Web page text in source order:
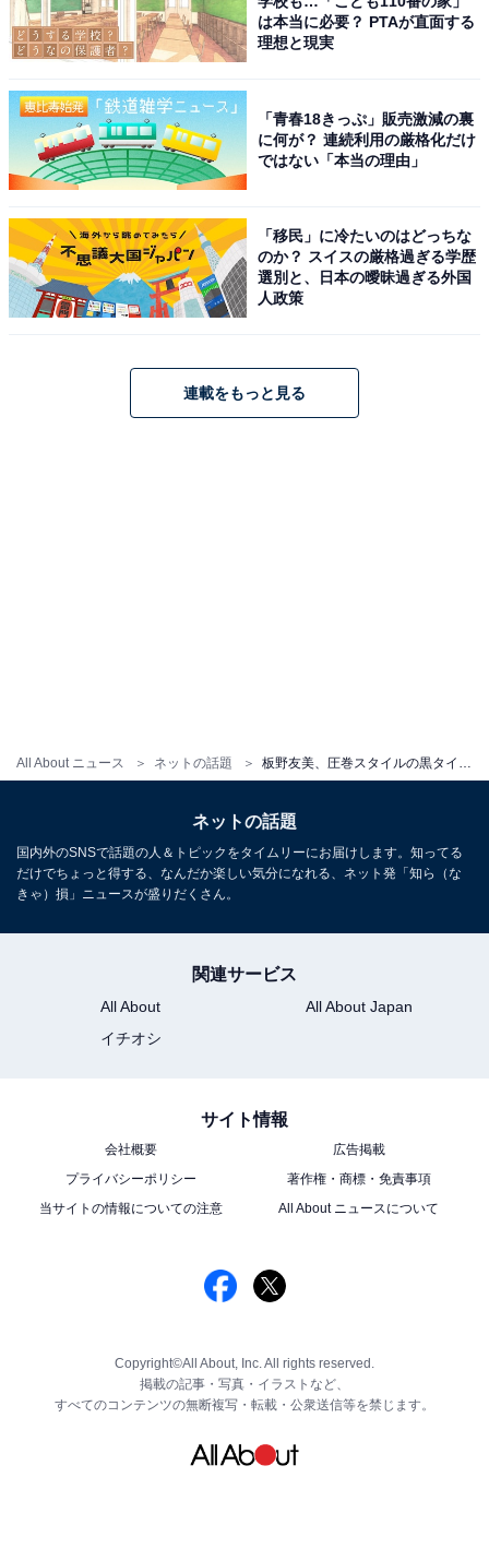
All About ニュース ネットの話題
は本当に必要？ PTAが直面する
理想と現実
「青春18きっぷ」販売激減の裏
に何が？ 連続利用の厳格化だけ
ではない「本当の理由」
「移民」に冷たいのはどっちな
のか？ スイスの厳格過ぎる学歴
選別と、日本の曖昧過ぎる外国
人政策
連載をもっと見る
ネットの話題
国内外のSNSで話題の人＆トピックをタイムリーにお届けします。知ってる
だけでちょっと得する、なんだか楽しい気分になれる、ネット発「知ら（な
きゃ）損」ニュースが盛りだくさん。
関連サービス
All About
All About Japan
イチオシ
サイト情報
会社概要
広告掲載
プライバシーポリシー
著作権・商標・免責事項
当サイトの情報についての注意
All About ニュースについて
Copyright©All About, Inc. All rights reserved.
掲載の記事・写真・イラストなど、
すべてのコンテンツの無断複写・転載・公衆送信等を禁じます。